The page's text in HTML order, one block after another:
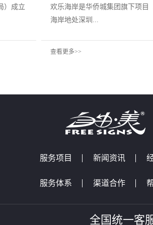
）成立
欢乐海岸是华侨城集团旗下项目
海岸地处深圳...
查看更多>>
服务项目 新闻资讯
服务体系 渠道合作
全国统一客